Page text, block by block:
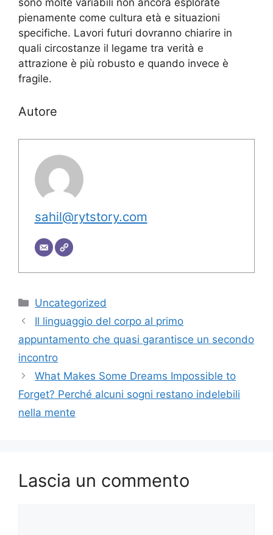
sono molte variabili non ancora esplorate
pienamente come cultura età e situazioni
specifiche. Lavori futuri dovranno chiarire in
quali circostanze il legame tra verità e
attrazione è più robusto e quando invece è
fragile.
Autore
sahil@rytstory.com
Categorie
Uncategorized
Il linguaggio del corpo al primo
appuntamento che quasi garantisce un secondo
incontro
What Makes Some Dreams Impossible to
Forget? Perché alcuni sogni restano indelebili
nella mente
Lascia un commento